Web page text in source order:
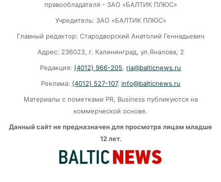
07-08-2026
Губернатор объяснил, откуда берутся пустые
колонки на заправках в Калининграде
06-08-2026
«Губернатор против ям»: Беспрозванных
требует перекроить график ремонта дорог
06-08-2026
Литва ждёт атак украинских дронов
правообладателя - ЗАО «БАЛТИК ПЛЮС»
Учредитель: ЗАО «БАЛТИК ПЛЮС»
Главный редактор: Стародворский Анатолий Геннадьевич
Адрес: 236023, г. Калининград, ул.Яналова, 2
Редакция: (4012) 966-205, ria@balticnews.ru
Реклама: (4012) 527-107, info@balticnews.ru
Материалы с пометками PR, Business публикуются на
коммерческой основе.
Данный сайт не предназначен для просмотра лицам младше
12 лет.